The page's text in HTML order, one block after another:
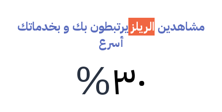
مشاهدين الريلزيرتبطون بك و بخدماتك
أسرع
٣٠%